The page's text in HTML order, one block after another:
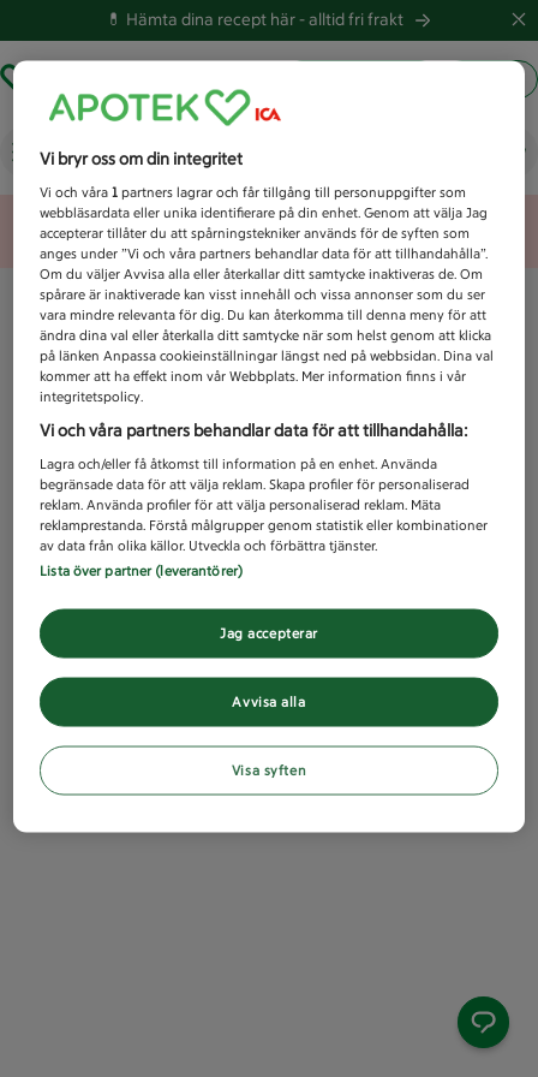
💊 Hämta dina recept här -alltid fri frakt
Vad letar du efter idag?
Unknown error
Vi bryr oss om din integritet
Vi och våra1 partners lagrar och får tillgång till personuppgifter som
webbläsardata eller unika identifierare på din enhet. Genom att välja Jag
accepterar tillåter du att spårningstekniker används för de syften som
anges under ”Vi och våra partners behandlar data för att tillhandahålla”.
Om du väljer Avvisa alla eller återkallar ditt samtycke inaktiveras de. Om
spårare är inaktiverade kan visst innehåll och vissa annonser som du ser
vara mindre relevanta för dig. Du kan återkomma till denna meny för att
ändra dina val eller återkalla ditt samtycke när som helst genom att klicka
på länken Anpassa cookieinställningar längst ned på webbsidan. Dina val
kommer att ha effekt inom vår Webbplats. Mer information finns i vår
integritetspolicy.
Vi och våra partners behandlar data för att tillhandahålla:
Lagra och/eller få åtkomst till information på en enhet. Använda
begränsade data för att välja reklam. Skapa profiler för personaliserad
reklam. Använda profiler för att välja personaliserad reklam. Mäta
reklamprestanda. Förstå målgrupper genom statistik eller kombinationer
av data från olika källor. Utveckla och förbättra tjänster.
Lista över partner (leverantörer)
Avvisa alla
Jag accepterar
Visa syften